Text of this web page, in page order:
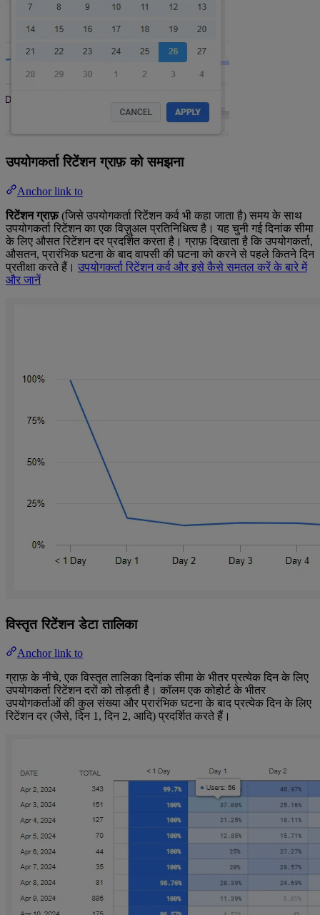
उपयोगकर्ता रिटेंशन ग्राफ़ को समझना
Anchor link to
रिटेंशन ग्राफ़(जिसे उपयोगकर्ता रिटेंशन कर्व भी कहा जाता है) समय के साथ
उपयोगकर्ता रिटेंशन का एक विज़ुअल प्रतिनिधित्व है। यह चुनी गई दिनांक सीमा
के लिए औसत रिटेंशन दर प्रदर्शित करता है। ग्राफ़ दिखाता है कि उपयोगकर्ता,
औसतन, प्रारंभिक घटना के बाद वापसी की घटना को करने से पहले कितने दिन
प्रतीक्षा करते हैं। उपयोगकर्ता रिटेंशन कर्व और इसे कैसे समतल करें के बारे में
और जानें
विस्तृत रिटेंशन डेटा तालिका
Anchor link to
ग्राफ़ के नीचे, एक विस्तृत तालिका दिनांक सीमा के भीतर प्रत्येक दिन के लिए
उपयोगकर्ता रिटेंशन दरों को तोड़ती है। कॉलम एक कोहोर्ट के भीतर
उपयोगकर्ताओं की कुल संख्या और प्रारंभिक घटना के बाद प्रत्येक दिन के लिए
रिटेंशन दर (जैसे, दिन 1, दिन 2, आदि) प्रदर्शित करते हैं।